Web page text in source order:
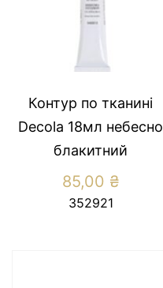
Контур по тканині
Decola 18мл небесно
блакитний
85,00 ₴
352921